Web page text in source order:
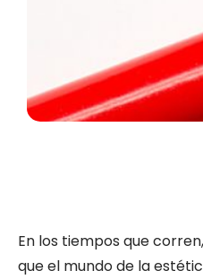
En los tiempos que
que el mundo de la